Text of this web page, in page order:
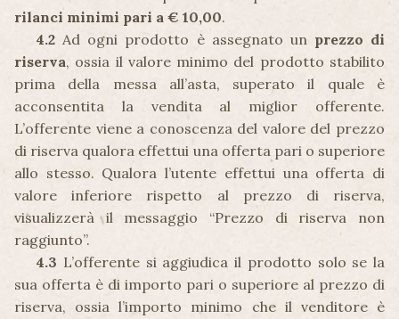
rilanci minimi pari a € 10,00.
4.2 Ad ogni prodotto è assegnato un prezzo di
riserva, ossia il valore minimo del prodotto stabilito
prima della messa all’asta, superato il quale è
acconsentita la vendita al miglior offerente.
L’offerente viene a conoscenza del valore del prezzo
di riserva qualora effettui una offerta pari o superiore
allo stesso. Qualora l’utente effettui una offerta di
valore inferiore rispetto al prezzo di riserva,
visualizzerà il messaggio “Prezzo di riserva non
raggiunto”.
4.3 L’offerente si aggiudica il prodotto solo se la
sua offerta è di importo pari o superiore al prezzo di
riserva, ossia l’importo minimo che il venditore è